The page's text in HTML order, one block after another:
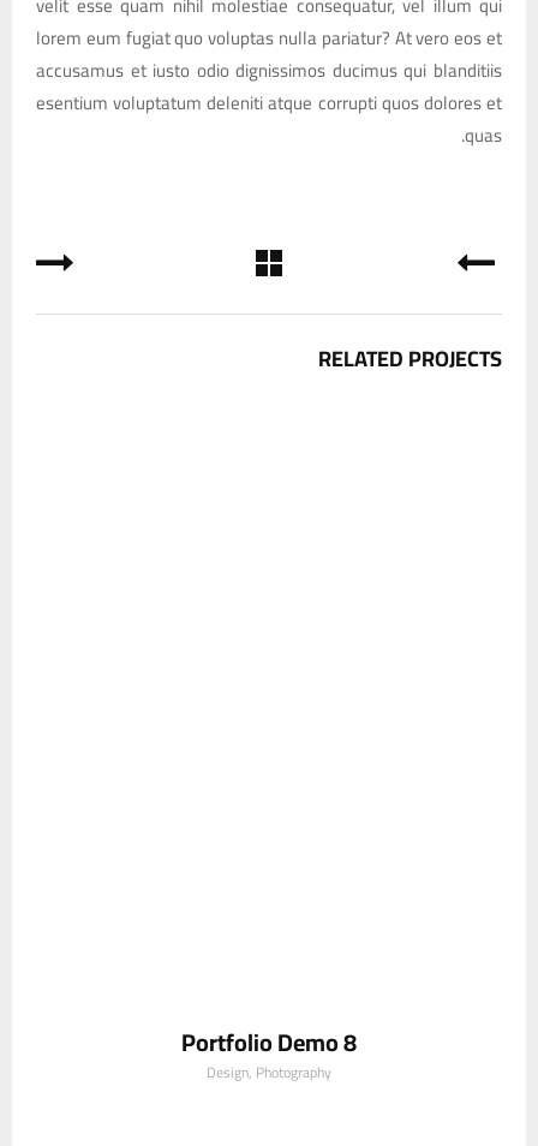
lorem eum fugiat quo voluptas nulla pariatur? At vero eos et
accusamus et iusto odio dignissimos ducimus qui blanditiis
esentium voluptatum deleniti atque corrupti quos dolores et
quas.
RELATED PROJECTS
Portfolio Demo 8
Design, Photography